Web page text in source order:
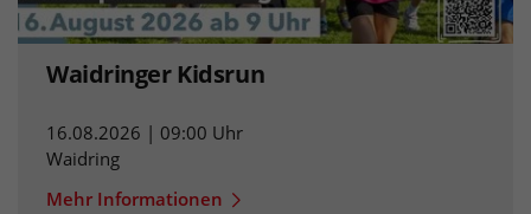
Waidringer Kidsrun
16.08.2026 | 09:00 Uhr
Waidring
Mehr Informationen